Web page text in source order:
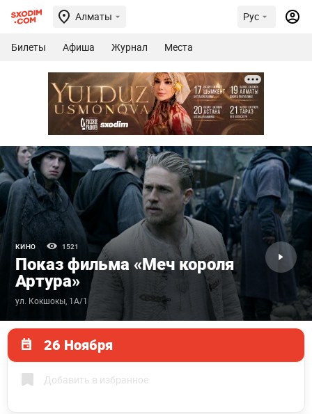
Алматы Рус
Билеты Афиша Журнал Места
КИНО 1521
Показ фильма «Меч короля
Артура»
ул. Кокшокы, 1А/1
26 Ноября
Добавить в избранное